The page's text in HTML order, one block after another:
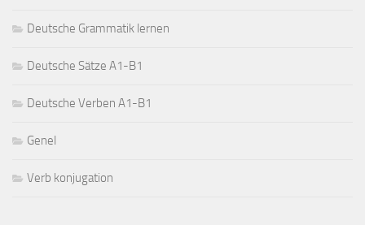
Deutsche Grammatik lernen
Deutsche Sätze A1-B1
Deutsche Verben A1-B1
Genel
Verb konjugation